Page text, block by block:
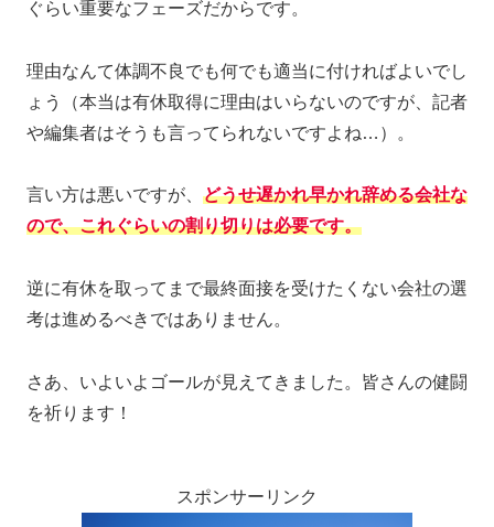
ぐらい重要なフェーズだからです。
理由なんて体調不良でも何でも適当に付ければよいでし
ょう（本当は有休取得に理由はいらないのですが、記者
や編集者はそうも言ってられないですよね…）。
言い方は悪いですが、 どうせ遅かれ早かれ辞める会社な
ので、これぐらいの割り切りは必要です。
逆に有休を取ってまで最終面接を受けたくない会社の選
考は進めるべきではありません。
さあ、いよいよゴールが見えてきました。皆さんの健闘
を祈ります！
スポンサーリンク